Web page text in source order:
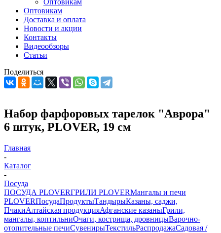
Оптовикам
Оптовикам
Доставка и оплата
Новости и акции
Контакты
Видеообзоры
Статьи
Поделиться
Набор фарфоровых тарелок "Аврора"
6 штук, PLOVER, 19 см
Главная
-
Каталог
-
Посуда
ПОСУДА PLOVERГРИЛИ PLOVERМангалы и печи
PLOVERПосудаПродуктыТандырыКазаны, саджи,
ПчакиАлтайская продукцияАфганские казаныГрили,
мангалы, коптильниОчаги, кострища, дровницыВарочно-
отопительные печиСувенирыТекстильРаспродажаСадовая /